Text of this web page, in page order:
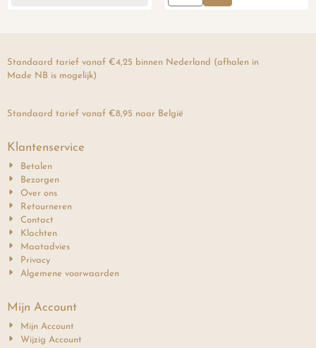
Standaard tarief vanaf €4,25 binnen Nederland (afhalen in
Made NB is mogelijk)
Standaard tarief vanaf €8,95 naar België
Klantenservice
Betalen
Bezorgen
Over ons
Retourneren
Contact
Klachten
Maatadvies
Privacy
Algemene voorwaarden
Mijn Account
Mijn Account
Wijzig Account